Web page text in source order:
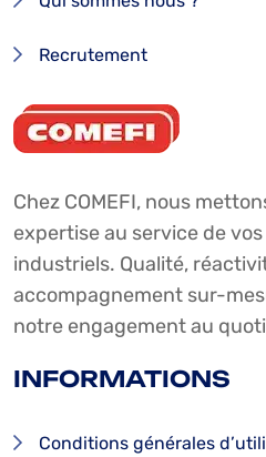
Recrutement
Chez COMEFI, nous
expertise au service de
industriels. Qualité,
accompagnement sur-
notre engagement au
INFORMATIONS
Conditions générales